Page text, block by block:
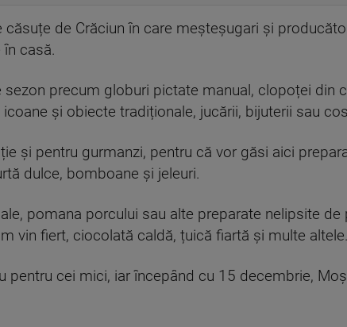
de Crăciun în care meșteșugari și
casă.
precum globuri pictate manual, clopoței din
și obiecte tradiționale, jucării, bijuterii sau
și pentru gurmanzi, pentru că vor găsi aici
dulce, bomboane și jeleuri.
pomana porcului sau alte preparate nelipsite de
vin fiert, ciocolată caldă, țuică fiartă și multe altele.
pentru cei mici, iar începând cu 15 decembrie,